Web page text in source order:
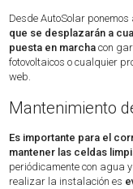
Desde AutoSolar
que se desplazarán a
puesta en marchacon
fotovoltaicos o cualquier
web.
Mantenimiento
Es importante para el
mantener las celdas
periódicamente con agua
realizar la instalación es